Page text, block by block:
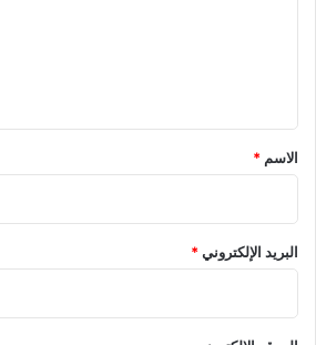
*
الاسم *
البريد الإلكتروني*